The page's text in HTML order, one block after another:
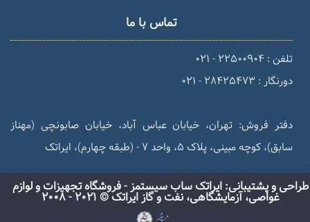
تماس با ما
تلفن : 22500904 - 021
دورنگار : 28425473 - 021
دفتر فروش: تهران، خیابان عباس آباد، خیابان صابونچی (مهناز
سابق)، کوچه مبینی، پلاک 5، واحد 7 - (طبقه چهارم)، ایراتک
طراحی و پشتیبانی: ایراتک ساب سیستمز - فروشگاه تجهیزات و لوازم
غواصی، آزمایشگاهی، نفت و گاز ایراتک © 2021 - 2008